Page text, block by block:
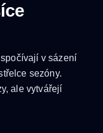
v sázení
sezóny.
ale vytvářejí